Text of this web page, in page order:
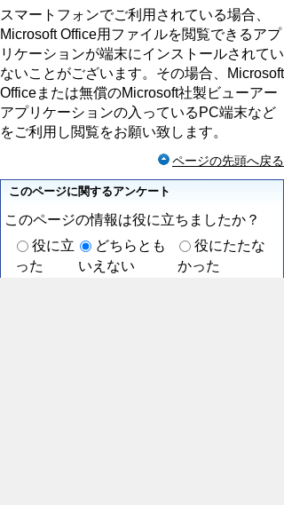
スマートフォンでご利用されている場合、
Microsoft Office用ファイルを閲覧できるアプ
リケーションが端末にインストールされてい
ないことがございます。その場合、Microsoft
Officeまたは無償のMicrosoft社製ビューアー
アプリケーションの入っているPC端末など
をご利用し閲覧をお願い致します。
ページの先頭へ戻る
このページに関するアンケート
このページの情報は役に立ちましたか？
役に立
った
どちらとも
いえない
役にたたな
かった